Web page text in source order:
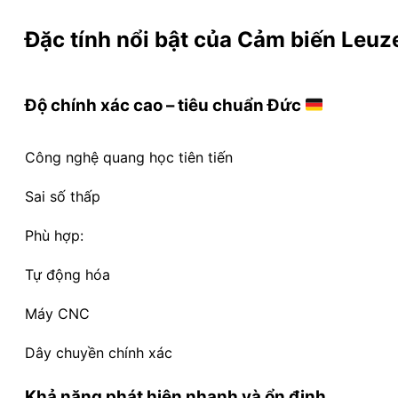
Đặc tính nổi bật của Cảm biến
Độ chính xác cao – tiêu chuẩn Đức
Công nghệ quang học tiên tiến
Sai số thấp
Phù hợp:
Tự động hóa
Máy CNC
Dây chuyền chính xác